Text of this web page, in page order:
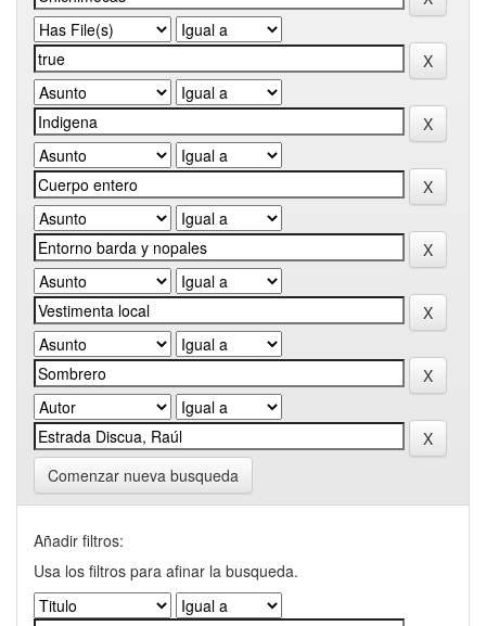
Comenzar nueva busqueda
Añadir filtros:
Usa los filtros para afinar la busqueda.